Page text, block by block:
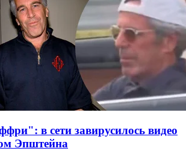
в сети завирусилось видео
Эпштейна